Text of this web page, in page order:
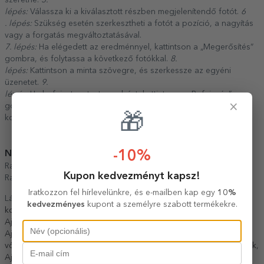
lépés: Válassza ki a kiválasztott részben megjelenítendő fotót. 6
. lépés: Szükség esetén szerkesztheti a fotót a pozíció, a nagyítás
vagy a forgatás megváltoztatásával.
7. lépés: Ha elégedett az eredménnyel, kattintson a „Megerősítés”
gombra, és folytassa a következő fotókkal. 8.
lépés: Kattintson a minta szövegre, és szerkessze az egyéni
üzenetet. 9.
lépés:Ha befejezte a testreszabást, kattintson a „Befejezés”
gombra, válassza ki a termék formátumát, és tegye a terméket a
kosárba.
Notă:
Ramele negre, albe, rosii, aurii: sticla + rama din plastic.
Rama aluminiu: sticla + rama din aluminiu.
Lásd még más Romantikus ajándékok
Ajándékok
kollégáknak
Ajándékok kollégáknak Ajándékok lányoknak
Ajándékok a keresztapának,Ajándékok keresztgyermekeknek,
Ajándékok testvérnek,
vőlegénynek,Ajándékok a menyasszonynak,Ajándékok az orrnak
Ajándékok az unokámnak
×
🎁
-10%
Kupon kedvezményt kapsz!
Iratkozzon fel hírlevelünkre, és e-mailben kap egy 10%
kedvezményes kupont a személyre szabott termékekre.